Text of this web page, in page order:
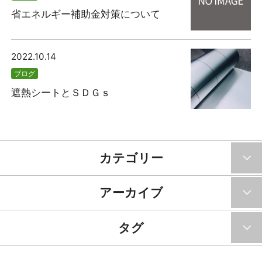
省エネルギー補助金対策について
2022.10.14
ブログ
遮熱シートとＳＤＧｓ
カテゴリー
アーカイブ
タグ